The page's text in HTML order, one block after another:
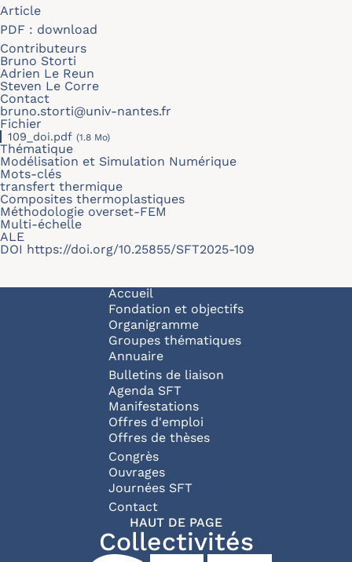
Article
PDF : download
Contributeurs
Bruno Storti
Adrien Le Reun
Steven Le Corre
Contact
bruno.storti@univ-nantes.fr
Fichier
109_doi.pdf (1.8 Mo)
Thématique
Modélisation et Simulation Numérique
Mots-clés
transfert thermique
Composites thermoplastiques
Méthodologie overset-FEM
Multi-échelle
ALE
DOI https://doi.org/10.25855/SFT2025-109
Navigation principale
Accueil
Fondation et objectifs
Organigramme
Groupes thématiques
Annuaire
Bulletins de liaison
Agenda SFT
Manifestations
Offres d'emploi
Offres de thèses
Congrès
Ouvrages
Journées SFT
Pied de page
Contact
HAUT DE PAGE
Collectivités